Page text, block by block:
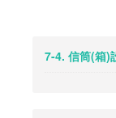
7-4. 信筒(箱)